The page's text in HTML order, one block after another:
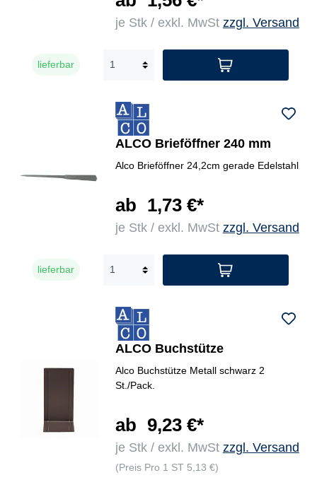
je Stk / exkl. MwSt zzgl. Versand
lieferbar
ALCO Brieföffner 240 mm
Alco Brieföffner 24,2cm gerade Edelstahl
ab 1,73 €*
je Stk / exkl. MwSt zzgl. Versand
lieferbar
ALCO Buchstütze
Alco Buchstütze Metall schwarz 2
St./Pack.
ab 9,23 €*
je Stk / exkl. MwSt zzgl. Versand
(Preis Pro 1 ST 5,13 €)